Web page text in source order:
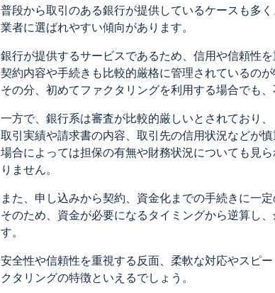
普段から取引のある銀行が提供しているケースも多
業者に選ばれやすい傾向があります。
銀行が提供するサービスであるため、信用や信頼性を
契約内容や手続きも比較的厳格に管理されているのが
その分、初めてファクタリングを利用する場合でも
一方で、銀行系は審査が比較的厳しいとされており、
取引実績や請求書の内容、取引先の信用状況などが慎
場合によっては担保の有無や財務状況についても見
りません。
また、申し込みから契約、資金化までの手続きに一
そのため、資金が必要になるタイミングから逆算し
す。
安全性や信頼性を重視する反面、柔軟な対応やスピ
クタリングの特徴といえるでしょう。